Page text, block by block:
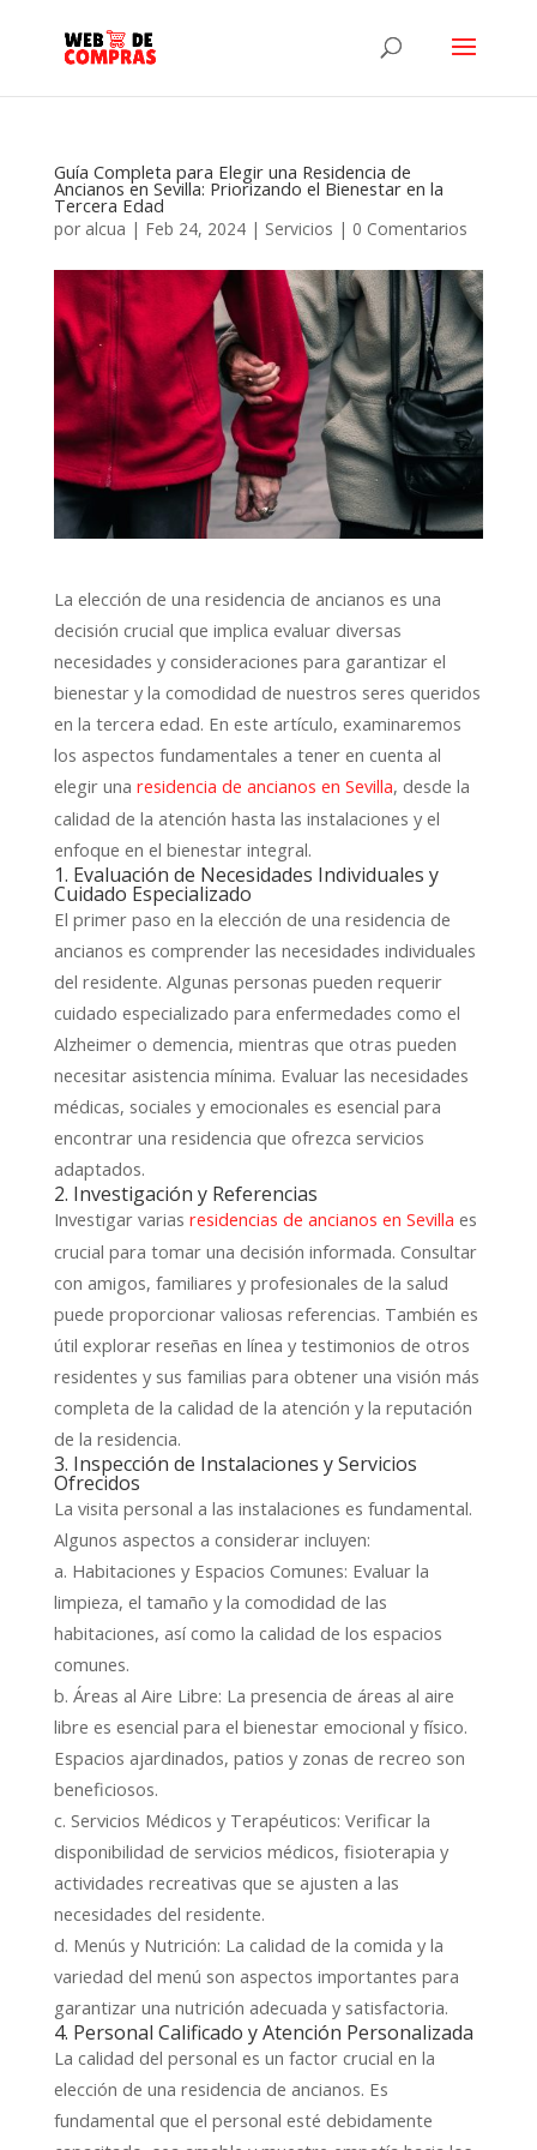
Guía Completa para Elegir una Residencia de
Ancianos en Sevilla: Priorizando el Bienestar en la
Tercera Edad
por alcua | Feb 24, 2024| Servicios | 0 Comentarios
La elección de una residencia de ancianos es una
decisión crucial que implica evaluar diversas
necesidades y consideraciones para garantizar el
bienestar y la comodidad de nuestros seres queridos
en la tercera edad. En este artículo, examinaremos
los aspectos fundamentales a tener en cuenta al
elegir una residencia de ancianos en Sevilla, desde la
calidad de la atención hasta las instalaciones y el
enfoque en el bienestar integral.
1. Evaluación de Necesidades Individuales y
Cuidado Especializado
El primer paso en la elección de una residencia de
ancianos es comprender las necesidades individuales
del residente. Algunas personas pueden requerir
cuidado especializado para enfermedades como el
Alzheimer o demencia, mientras que otras pueden
necesitar asistencia mínima. Evaluar las necesidades
médicas, sociales y emocionales es esencial para
encontrar una residencia que ofrezca servicios
adaptados.
2. Investigación y Referencias
Investigar varias residencias de ancianos en Sevilla es
crucial para tomar una decisión informada. Consultar
con amigos, familiares y profesionales de la salud
puede proporcionar valiosas referencias. También es
útil explorar reseñas en línea y testimonios de otros
residentes y sus familias para obtener una visión más
completa de la calidad de la atención y la reputación
de la residencia.
3. Inspección de Instalaciones y Servicios
Ofrecidos
La visita personal a las instalaciones es fundamental.
Algunos aspectos a considerar incluyen:
a. Habitaciones y Espacios Comunes: Evaluar la
limpieza, el tamaño y la comodidad de las
habitaciones, así como la calidad de los espacios
comunes.
b. Áreas al Aire Libre: La presencia de áreas al aire
libre es esencial para el bienestar emocional y físico.
Espacios ajardinados, patios y zonas de recreo son
beneficiosos.
c. Servicios Médicos y Terapéuticos: Verificar la
disponibilidad de servicios médicos, fisioterapia y
actividades recreativas que se ajusten a las
necesidades del residente.
d. Menús y Nutrición: La calidad de la comida y la
variedad del menú son aspectos importantes para
garantizar una nutrición adecuada y satisfactoria.
4. Personal Calificado y Atención Personalizada
La calidad del personal es un factor crucial en la
elección de una residencia de ancianos. Es
fundamental que el personal esté debidamente